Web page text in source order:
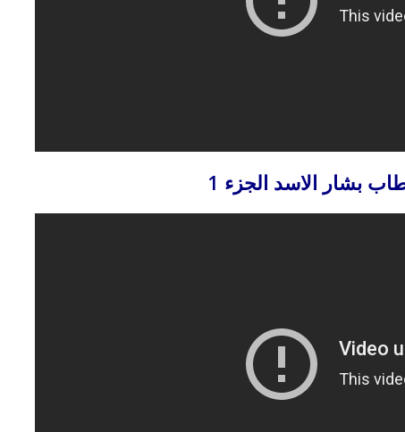
بشار الاسد الجزء 1